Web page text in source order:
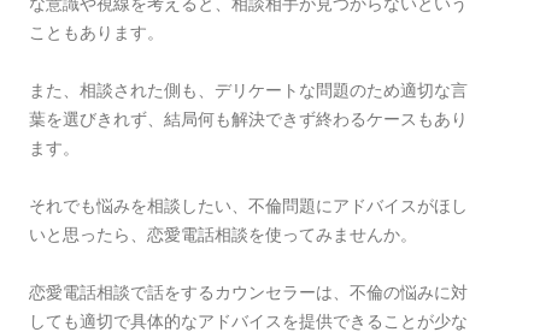
こともあります。
また、相談された側も、デリケートな問題のため適切な言
葉を選びきれず、結局何も解決できず終わるケースもあり
ます。
それでも悩みを相談したい、不倫問題にアドバイスがほし
いと思ったら、恋愛電話相談を使ってみませんか。
恋愛電話相談で話をするカウンセラーは、不倫の悩みに対
しても適切で具体的なアドバイスを提供できることが少な